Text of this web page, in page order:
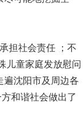
担社会责任 ；不
儿童家庭发放慰问
遍沈阳市及周边各
和谐社会做出了